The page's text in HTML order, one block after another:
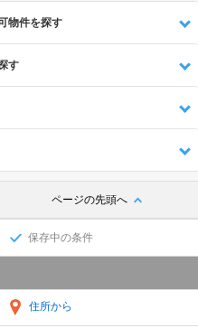
物件を探す
す
ページの先頭へ
保存中の条件
住所から